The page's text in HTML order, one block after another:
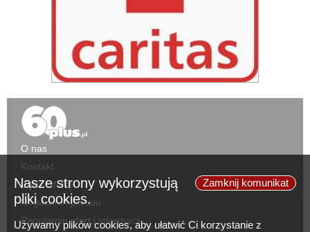
Zamknij komunikat
Nasze strony wykorzystują
pliki cookies.
Używamy plików cookies, aby ułatwić Ci korzystanie z
O nas
Kontakt
Zgłoś ofertę
Regulamin portalu
Regulamin ofert i informacji